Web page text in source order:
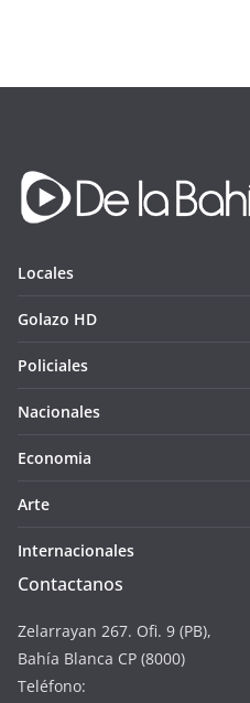
Locales
Golazo HD
Policiales
Nacionales
Economia
Arte
Internacionales
Contactanos
Zelarrayan 267. Ofi. 9 (PB),
Bahía Blanca CP (8000)
Teléfono: